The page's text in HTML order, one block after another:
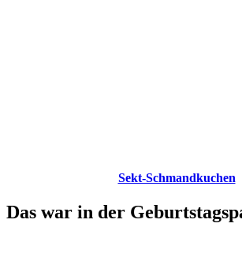
Sekt-Schmandkuchen
Das war in der